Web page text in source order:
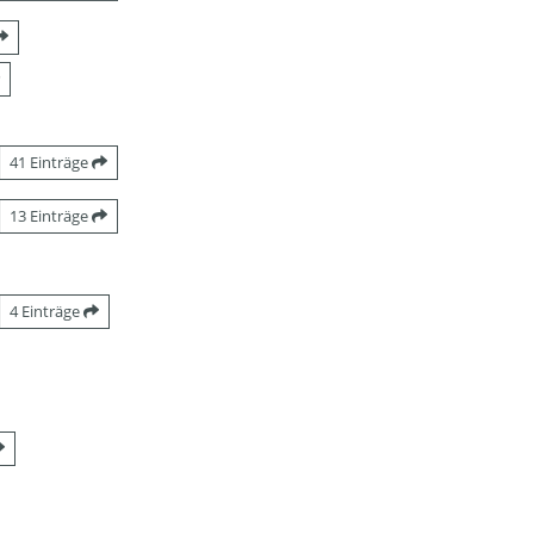
41 Einträge
13 Einträge
4 Einträge